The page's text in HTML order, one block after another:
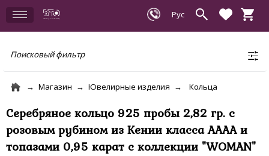
Поисковый фильтр
Магазин Ювелирные изделия Кольца
Серебряное кольцо 925 пробы 2,82 гр. с
розовым рубином из Кении класса AAAA и
топазами 0,95 карат с коллекции "WOMAN"